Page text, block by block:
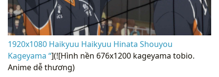
1920x1080 Haikyuu Haikyuu Hinata Shouyou
Kageyama “](![Hình nền 676x1200 kageyama tobio.
Anime dễ thương)